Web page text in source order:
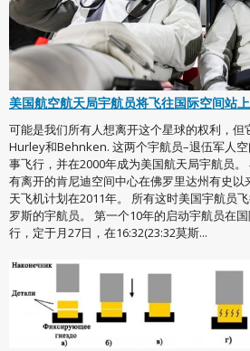
美国航空航天局宇航员将飞往国际空间站
可能是我们所有人想离开这个星球的权利，但
Hurley和Behnken. 这两个宇航员–退伍军人
事飞行，并在2000年成为美国航天局宇航员
有离开的肯尼迪空间中心在佛罗里达州有史
天飞机计划在2011年。 所有这时美国宇航员
罗斯的宇航员。 第一个10年的启动宇航员在
行，定于月27日，在16:32(23:32莫斯...